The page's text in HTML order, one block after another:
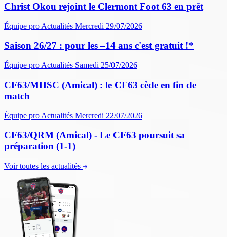
Christ Okou rejoint le Clermont Foot 63 en prêt
Équipe pro Actualités Mercredi 29/07/2026
Saison 26/27 : pour les –14 ans c'est gratuit !*
Équipe pro Actualités Samedi 25/07/2026
CF63/MHSC (Amical) : le CF63 cède en fin de
match
Équipe pro Actualités Mercredi 22/07/2026
CF63/QRM (Amical) - Le CF63 poursuit sa
préparation (1-1)
Voir toutes les actualités